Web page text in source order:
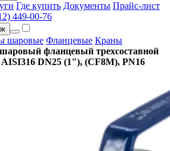
Где купить Документы Прайс-лист
449-00-76
шаровые Фланцевые Краны
фланцевый трехсоставной
DN25 (1"), (CF8M), PN16